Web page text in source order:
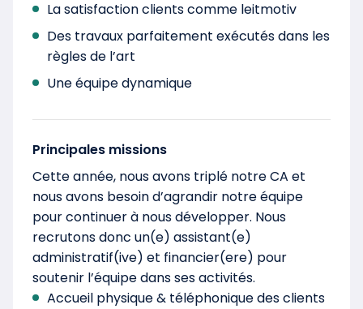
La satisfaction clients comme leitmotiv
Des travaux parfaitement exécutés dans les
règles de l’art
Une équipe dynamique
Principales missions
Cette année, nous avons triplé notre CA et
nous avons besoin d’agrandir notre équipe
pour continuer à nous développer. Nous
recrutons donc un(e) assistant(e)
administratif(ive) et financier(ere) pour
soutenir l’équipe dans ses activités.
Accueil physique & téléphonique des clients